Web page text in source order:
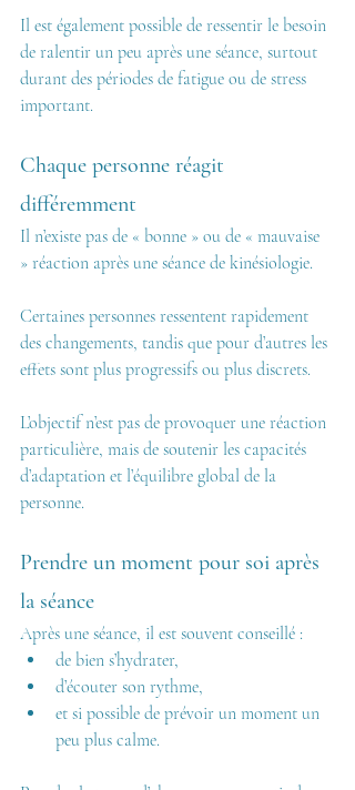
Il est également possible de ressentir le besoin
de ralentir un peu après une séance, surtout
durant des périodes de fatigue ou de stress
important.
Chaque personne réagit
différemment
Il n’existe pas de « bonne » ou de « mauvaise
» réaction après une séance de kinésiologie.
Certaines personnes ressentent rapidement
des changements, tandis que pour d’autres les
effets sont plus progressifs ou plus discrets.
L’objectif n’est pas de provoquer une réaction
particulière, mais de soutenir les capacités
d’adaptation et l’équilibre global de la
personne.
Prendre un moment pour soi après
la séance
Après une séance, il est souvent conseillé :
de bien s’hydrater,
d’écouter son rythme,
et si possible de prévoir un moment un
peu plus calme.